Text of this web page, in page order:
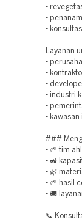
-
-
-
Layanan
-
-
-
- industri
-
- kawasan
###
- 🌱 tim
- 🚜
- 🌿
- 🌱 hasil
- 🚚
📞